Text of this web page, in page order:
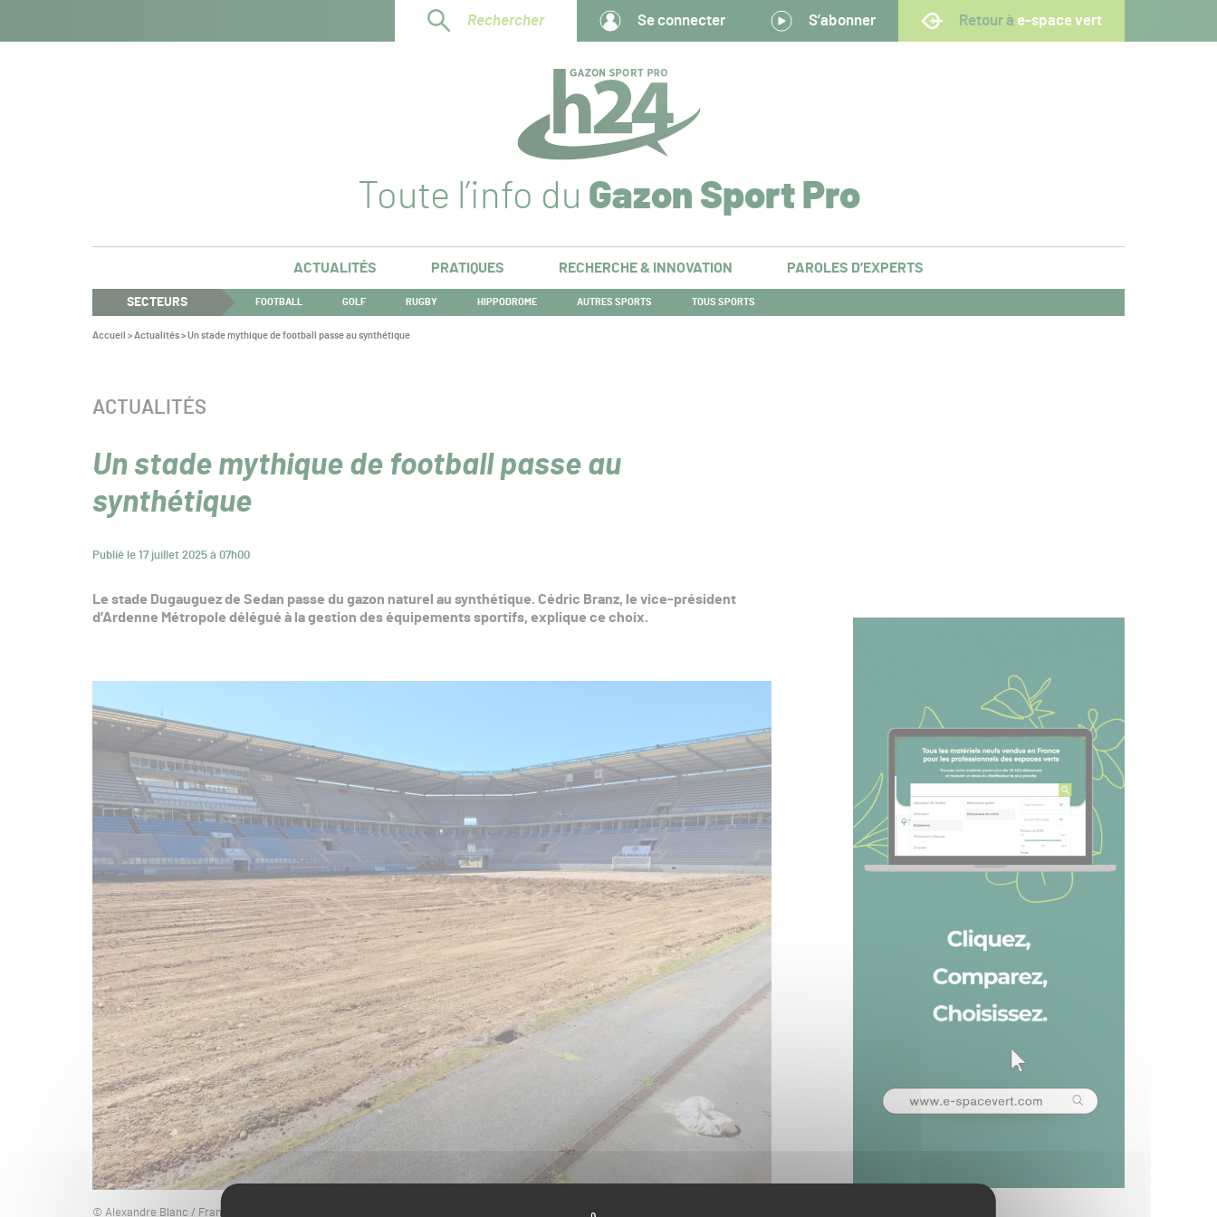
Rechercher Se connecter S’abonner Retour à e-space vert
Toute l’info du Gazon Sport Pro
ACTUALITÉS PRATIQUES RECHERCHE & INNOVATION PAROLES D’EXPERTS
SECTEURS FOOTBALL GOLF RUGBY HIPPODROME AUTRES SPORTS TOUS SPORTS
Vous
Accueil >Actualités>Un stade mythique de football passe au synthétique
Un stade mythique de football passe au
synthétique
Publié le 17 juillet 2025 à 07h00
CATÉGORIE :
ACTUALITÉS
Le stade Dugauguez de Sedan passe du gazon naturel au synthétique. Cédric Branz, le vice-président
d’Ardenne Métropole délégué à la gestion des équipements sportifs, explique ce choix.
© Alexandre Blanc / France Télévisions